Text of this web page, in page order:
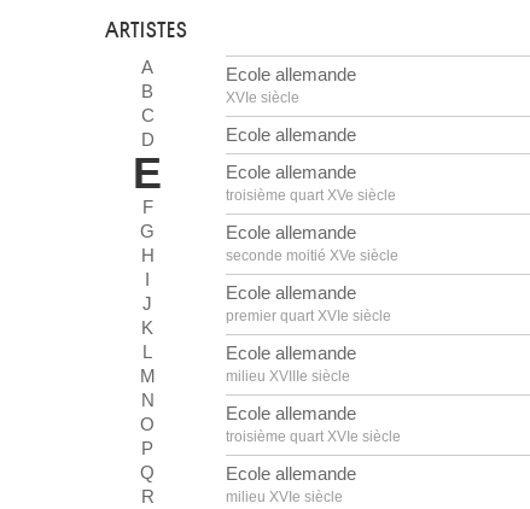
ARTISTES
A
B
C
D
E
F
G
H
I
J
K
L
M
N
O
P
Q
R
Ecole allemande
XVIe siècle
Ecole allemande
Ecole allemande
troisième quart XVe siècle
Ecole allemande
seconde moitié XVe siècle
Ecole allemande
premier quart XVIe siècle
Ecole allemande
milieu XVIIIe siècle
Ecole allemande
troisième quart XVIe siècle
Ecole allemande
milieu XVIe siècle